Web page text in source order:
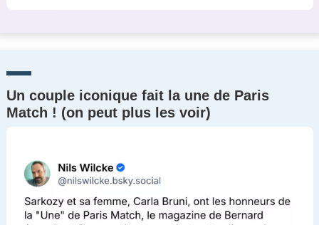
Un couple iconique fait la une de Paris
Match ! (on peut plus les voir)